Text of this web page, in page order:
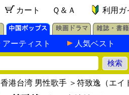
カート Ｑ＆Ａ 利用ガ
アーティスト 人気ベスト
香港台湾 男性歌手 ＞ 符致逸（エイ